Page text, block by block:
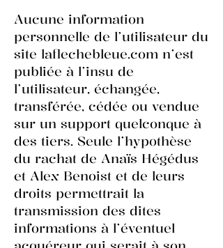
Aucune information
personnelle de l’utilisateur du
site laflechebleue.com n’est
publiée à l’insu de
l’utilisateur, échangée,
transférée, cédée ou vendue
sur un support quelconque à
des tiers. Seule l’hypothèse
du rachat de Anaïs Hégédus
et Alex Benoist et de leurs
droits permettrait la
transmission des dites
informations à l’éventuel